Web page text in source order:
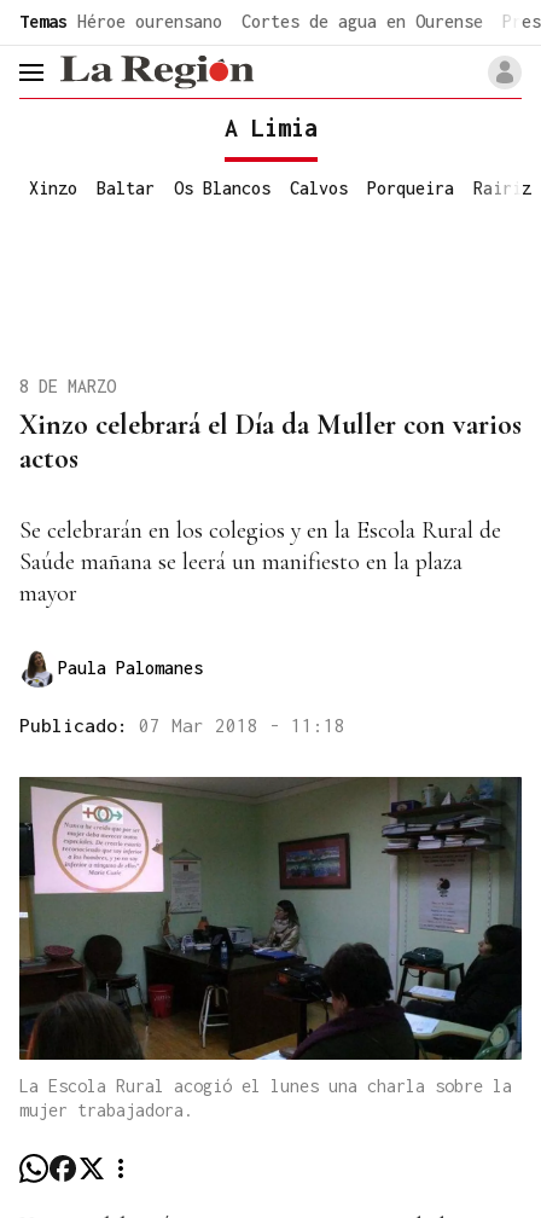
common.go-to-content
Temas Héroe ourensano Cortes de agua en Ourense
header.menu.open
A Limia
Xinzo Baltar Os Blancos Calvos Porqueira Rairiz
Xinzo celebrará el Día da Muller con varios
actos
8 DE MARZO
Se celebrarán en los colegios y en la Escola Rural de
Saúde mañana se leerá un manifiesto en la plaza
mayor
Paula Palomanes
Publicado: 07 Mar 2018 - 11:18
La Escola Rural acogió el lunes una charla sobre la
mujer trabajadora.